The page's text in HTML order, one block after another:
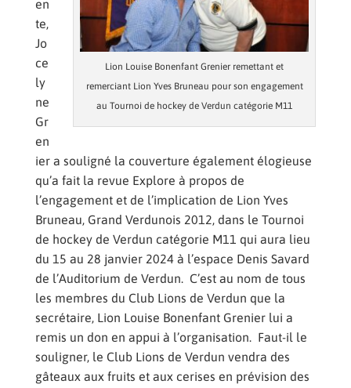
Lion Louise Bonenfant Grenier remettant et
remerciant Lion Yves Bruneau pour son engagement
au Tournoi de hockey de Verdun catégorie M11
en
te,
Jo
ce
ly
ne
Gr
en
ier a souligné la couverture également élogieuse
qu’a fait la revue Explore à propos de
l’engagement et de l’implication de Lion Yves
Bruneau, Grand Verdunois 2012, dans le Tournoi
de hockey de Verdun catégorie M11 qui aura lieu
du 15 au 28 janvier 2024 à l’espace Denis Savard
de l’Auditorium de Verdun. C’est au nom de tous
les membres du Club Lions de Verdun que la
secrétaire, Lion Louise Bonenfant Grenier lui a
remis un don en appui à l’organisation. Faut-il le
souligner, le Club Lions de Verdun vendra des
gâteaux aux fruits et aux cerises en prévision des